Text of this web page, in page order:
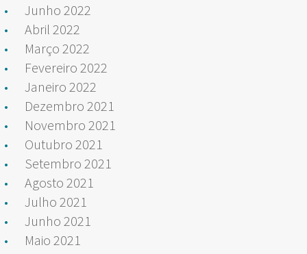
Junho 2022
Abril 2022
Março 2022
Fevereiro 2022
Janeiro 2022
Dezembro 2021
Novembro 2021
Outubro 2021
Setembro 2021
Agosto 2021
Julho 2021
Junho 2021
Maio 2021